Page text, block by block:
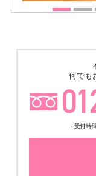
何でも
・受付時